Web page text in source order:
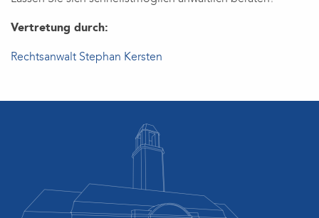
Vertretung durch:
Rechtsanwalt Stephan Kersten